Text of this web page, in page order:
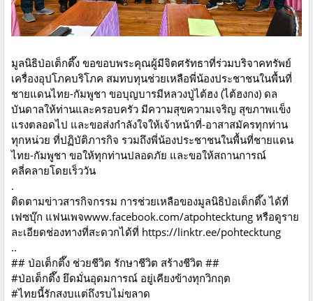
มูลนิธิป่อเต็กตึ๊ง ขอขอบพระคุณผู้มีจิตศรัทธาที่ร่วมบริจาคทรัพย์
เครื่องอุปโภคบริโภค สมทบทุนช่วยเหลือพี่น้องประชาชนในพื้นที่
ชายแดนไทย-กัมพูชา ขอบุญบารมีหลวงปู่ไต้ฮง (ไต้ฮงกง) ดล
บันดาลให้ท่านและครอบครัว มีความสุขความเจริญ สุขภาพแข็ง
แรงตลอดไป และขอส่งกำลังใจให้เจ้าหน้าที่-อาสาสมัครทุกท่าน
ทุกหน่วย ที่ปฏิบัติภารกิจ รวมถึงพี่น้องประชาชนในพื้นที่ชายแดน
ไทย-กัมพูชา ขอให้ทุกท่านปลอดภัย และขอให้สถานการณ์
คลี่คลายโดยเร็ววัน
.
ติดตามข่าวสารกิจกรรม การช่วยเหลือของมูลนิธิป่อเต็กตึ๊ง ได้ที่
เฟซบุ๊ก แฟนเพจwww.facebook.com/atpohtecktung หรือดูราย
ละเอียดช่องทางที่สะดวกได้ที่ https://linktr.ee/pohtecktung
..
## ป่อเต็กตึ๊ง ช่วยชีวิต รักษาชีวิต สร้างชีวิต ##
#ป่อเต็กตึ๊ง ยึดมั่นอุดมการณ์ อยู่เคียงข้างทุกวิกฤต
#ไทยนี้รักสงบแต่ถึงรบไม่ขลาด